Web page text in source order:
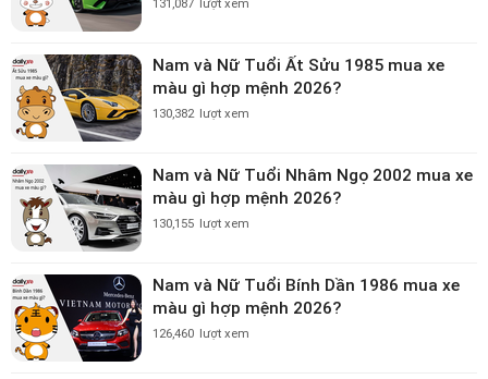
131,087 lượt xem
Nam và Nữ Tuổi Ất Sửu 1985 mua xe
màu gì hợp mệnh 2026?
130,382 lượt xem
Nam và Nữ Tuổi Nhâm Ngọ 2002 mua xe
màu gì hợp mệnh 2026?
130,155 lượt xem
Nam và Nữ Tuổi Bính Dần 1986 mua xe
màu gì hợp mệnh 2026?
126,460 lượt xem